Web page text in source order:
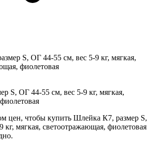
S, ОГ 44-55 см, вес 5-9 кг, мягкая,
фиолетовая
цен, чтобы купить Шлейка К7, размер S,
кг, мягкая, светоотражающая, фиолетовая